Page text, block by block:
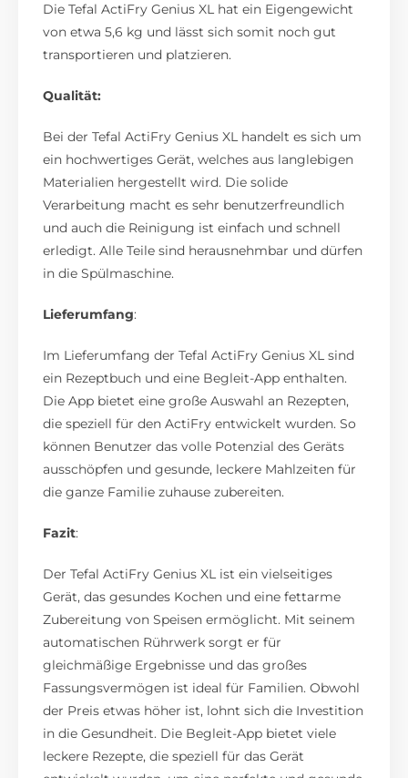
Die Tefal ActiFry Genius XL hat ein Eigengewicht
von etwa 5,6 kg und lässt sich somit noch gut
transportieren und platzieren.
Qualität:
Bei der Tefal ActiFry Genius XL handelt es sich um
ein hochwertiges Gerät, welches aus langlebigen
Materialien hergestellt wird. Die solide
Verarbeitung macht es sehr benutzerfreundlich
und auch die Reinigung ist einfach und schnell
erledigt. Alle Teile sind herausnehmbar und dürfen
in die Spülmaschine.
Lieferumfang:
Im Lieferumfang der Tefal ActiFry Genius XL sind
ein Rezeptbuch und eine Begleit-App enthalten.
Die App bietet eine große Auswahl an Rezepten,
die speziell für den ActiFry entwickelt wurden. So
können Benutzer das volle Potenzial des Geräts
ausschöpfen und gesunde, leckere Mahlzeiten für
die ganze Familie zuhause zubereiten.
Fazit:
Der Tefal ActiFry Genius XL ist ein vielseitiges
Gerät, das gesundes Kochen und eine fettarme
Zubereitung von Speisen ermöglicht. Mit seinem
automatischen Rührwerk sorgt er für
gleichmäßige Ergebnisse und das großes
Fassungsvermögen ist ideal für Familien. Obwohl
der Preis etwas höher ist, lohnt sich die Investition
in die Gesundheit. Die Begleit-App bietet viele
leckere Rezepte, die speziell für das Gerät